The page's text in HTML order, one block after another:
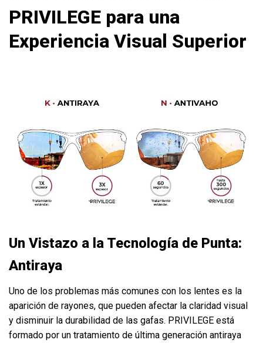
PRIVILEGE para una
Experiencia Visual Superior
Un Vistazo a la Tecnología de Punta:
Antiraya
Uno de los problemas más comunes con los lentes es la
aparición de rayones, que pueden afectar la claridad visual
y disminuir la durabilidad de las gafas. PRIVILEGE está
formado por un tratamiento de última generación antiraya